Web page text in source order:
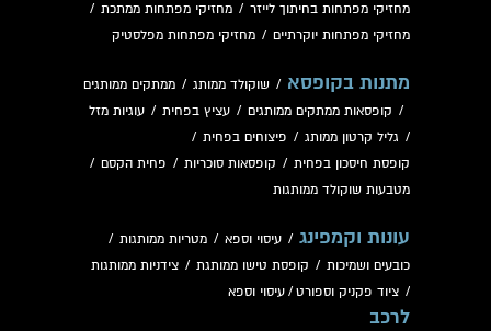
מחזיקי מפתחות בחיתוך לייזר / מחזיקי מפתחות ממתכת /
מחזיקי מפתחות יוקרתיים / מחזיקי מפתחות מפלסטיק
מתנות בקופסא / שוקולד ממותג / ממתקים ממותגים
/ קופסאות ממתקים ממותגים / עציץ בפחית / עוגיות מזל
/ גליל קרטון ממותג / פיצוחים בפחית /
קופסת חיסכון בפחית / קופסאות סוכריות / פחית הקסם /
מטבעות שוקולד ממותגות
עונות וקמפינג / עיסוי וספא / מטריות ממותגות /
כובעים ושמיכות / קופסת טישו ממותגת / צידניות ממותגות
/ ציוד פקניק וספורט / עיסוי וספא
לרכב